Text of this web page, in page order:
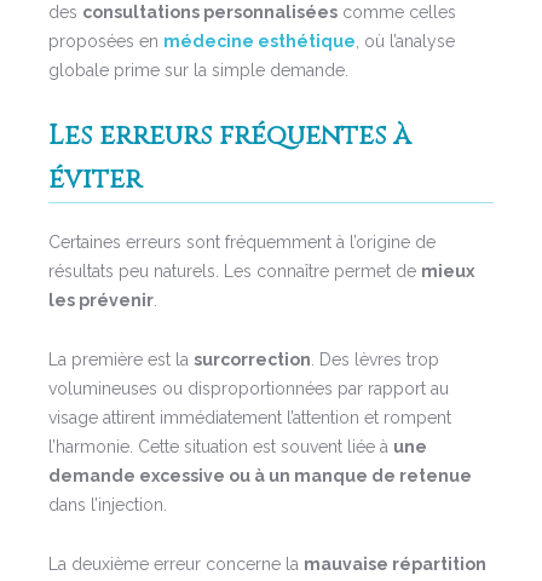
des consultations personnalisées comme celles
proposées en médecine esthétique , où l’analyse
globale prime sur la simple demande.
Les erreurs fréquentes à
éviter
Certaines erreurs sont fréquemment à l’origine de
résultats peu naturels. Les connaître permet de mieux
les prévenir
La première est la surcorrection . Des lèvres trop
volumineuses ou disproportionnées par rapport au
visage attirent immédiatement l’attention et rompent
l’harmonie. Cette situation est souvent liée à une
demande excessive ou à un manque de retenue
dans l’injection.
La deuxième erreur concerne la mauvaise répartition